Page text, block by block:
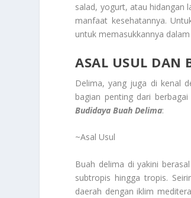
salad, yogurt, atau hidangan
manfaat kesehatannya.
untuk memasukkannya
ASAL USUL DAN
Delima, yang juga di kenal
bagian penting dari
Budidaya Buah Delima:
~Asal Usul
Buah delima di yakini
subtropis hingga tropis.
daerah dengan iklim